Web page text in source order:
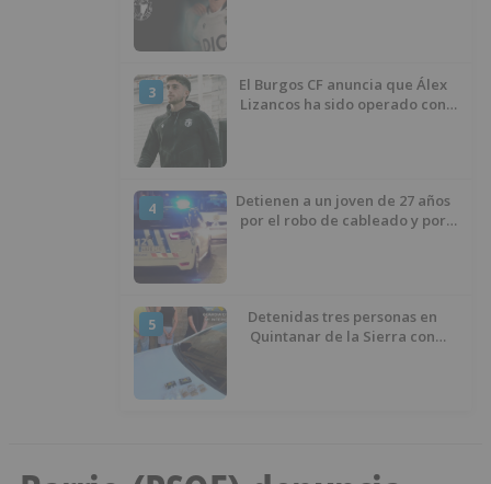
3
El Burgos CF anuncia que Álex
Lizancos ha sido operado con
4
Detienen a un joven de 27 años
por el robo de cableado y por
5
Detenidas tres personas en
Quintanar de la Sierra con